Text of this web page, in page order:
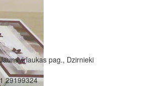
pag., Dzirnieki
29199324